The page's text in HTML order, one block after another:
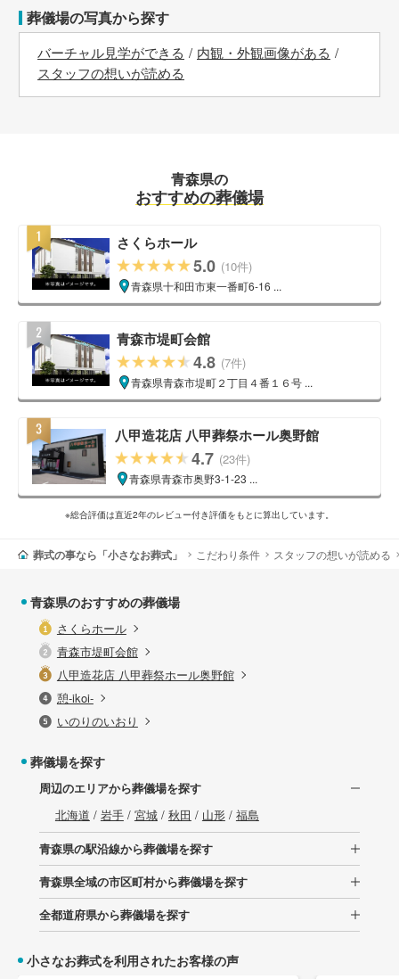
葬儀場の写真から探す
バーチャル見学ができる
内観・外観画像がある
スタッフの想いが読める
青森県の
おすすめの葬儀場
さくらホール
5.0 (10件)
青森県十和田市東一番町6-16 ...
青森市堤町会館
4.8 (7件)
青森県青森市堤町２丁目４番１６号 ...
八甲造花店 八甲葬祭ホール奥野館
4.7 (23件)
青森県青森市奥野3-1-23 ...
※総合評価は直近2年のレビュー付き評価をもとに算出しています。
葬式の事なら「小さなお葬式」 こだわり条件 スタッフの想いが読める
青森県のおすすめの葬儀場
さくらホール
青森市堤町会館
八甲造花店 八甲葬祭ホール奥野館
憩-ikoi-
いのりのいおり
葬儀場を探す
周辺のエリアから葬儀場を探す
北海道 / 岩手/ 宮城/ 秋田 / 山形/ 福島
青森県の駅沿線から葬儀場を探す
青森県全域の市区町村から葬儀場を探す
全都道府県から葬儀場を探す
小さなお葬式を利用されたお客様の声